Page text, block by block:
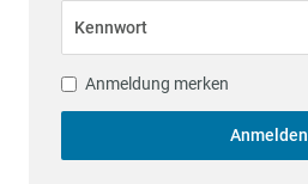
Kennwort
Anmeldung merken
Anmelden